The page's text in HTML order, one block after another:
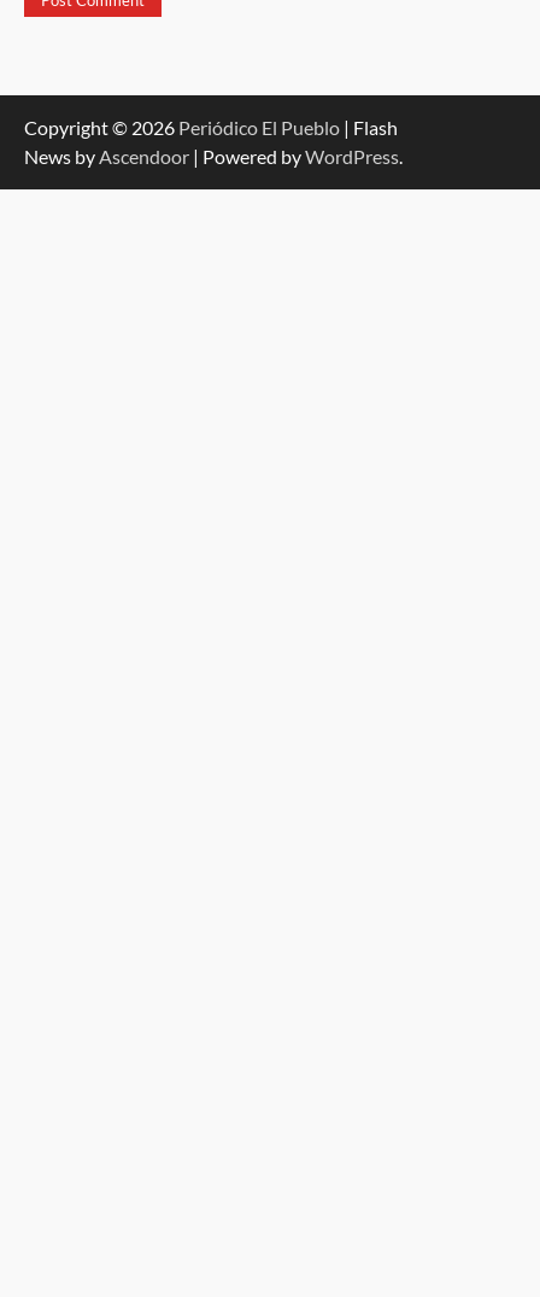
Copyright © 2026 Periódico El Pueblo | Flash
News byAscendoor | Powered byWordPress.